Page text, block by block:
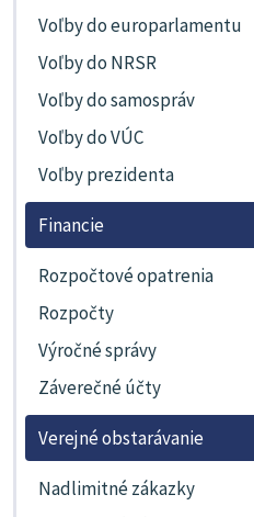
Voľby do europarlamentu
Voľby do NRSR
Voľby do samospráv
Voľby do VÚC
Voľby prezidenta
Financie
Rozpočtové opatrenia
Rozpočty
Výročné správy
Záverečné účty
Verejné obstarávanie
Nadlimitné zákazky